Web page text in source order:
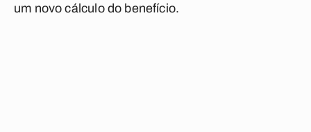
um novo cálculo do benefício.